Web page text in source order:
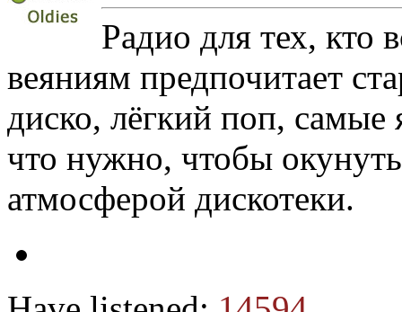
Радио для тех,
веяниям предпочитает
диско, лёгкий поп,
что нужно, чтобы
атмосферой дискотеки.